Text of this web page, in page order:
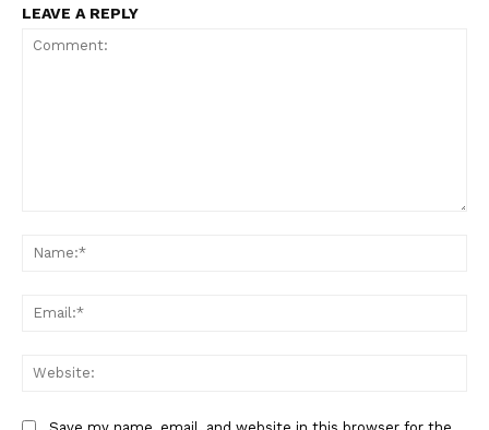
LEAVE A REPLY